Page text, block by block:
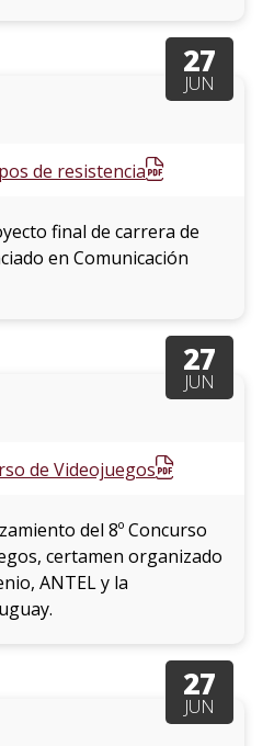
27
JUN
de resistencia
final de carrera de
en Comunicación
27
JUN
de Videojuegos
del 8º Concurso
certamen organizado
ANTEL y la
27
JUN